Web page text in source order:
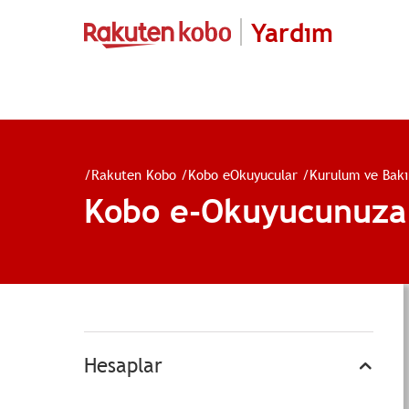
Yardım
/Rakuten Kobo /Kobo eOkuyucular /Kurulum ve
Kobo e-
Hesaplar